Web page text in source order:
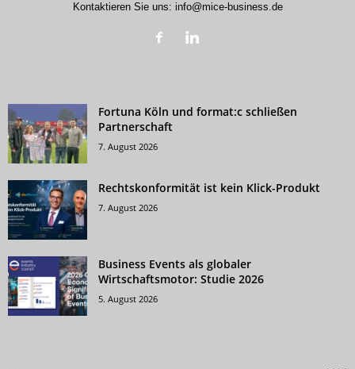
Kontaktieren Sie uns: info@mice-business.de
Fortuna Köln und format:c schließen
Partnerschaft
7. August 2026
Rechtskonformität ist kein Klick-Produkt
7. August 2026
Business Events als globaler
Wirtschaftsmotor: Studie 2026
5. August 2026